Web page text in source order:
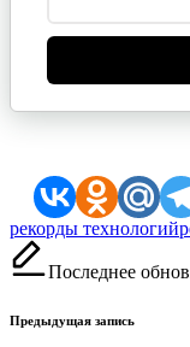
Метки:
рекорды технологий
Последнее
Навигация
Предыдущая запись